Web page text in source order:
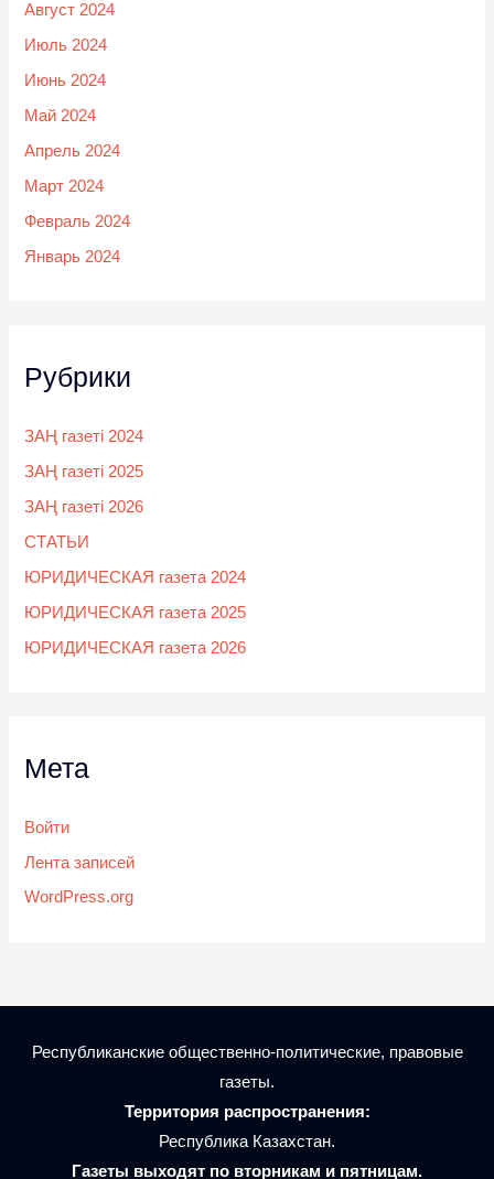
Август 2024
Июль 2024
Июнь 2024
Май 2024
Апрель 2024
Март 2024
Февраль 2024
Январь 2024
Рубрики
ЗАҢ газеті 2024
ЗАҢ газеті 2025
ЗАҢ газеті 2026
СТАТЬИ
ЮРИДИЧЕСКАЯ газета 2024
ЮРИДИЧЕСКАЯ газета 2025
ЮРИДИЧЕСКАЯ газета 2026
Мета
Войти
Лента записей
WordPress.org
Республиканские общественно-политические, правовые
газеты.
Территория распространения:
Республика Казахстан.
Газеты выходят по вторникам и пятницам.